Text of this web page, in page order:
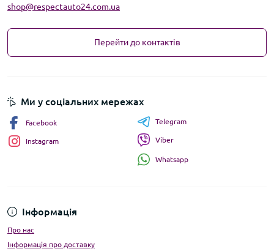
shop@respectauto24.com.ua
Перейти до контактів
Інформація
Про нас
Інформація про доставку
Ми у соціальних мережах
Facebook
Instagram
Telegram
Viber
Whatsapp